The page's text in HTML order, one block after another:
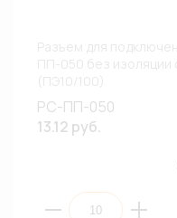
РС-ПП-050
13.12 руб.